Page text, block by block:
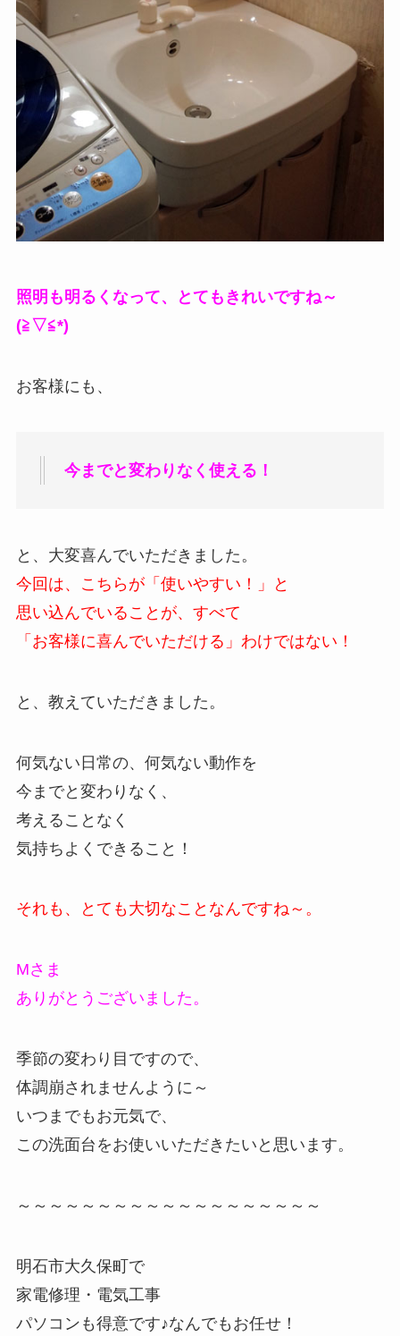
照明も明るくなって、とてもきれいですね～
(≧▽≦*)
お客様にも、
今までと変わりなく使える！
と、大変喜んでいただきました。
今回は、こちらが「使いやすい！」と
思い込んでいることが、すべて
「お客様に喜んでいただける」わけではない！
と、教えていただきました。
何気ない日常の、何気ない動作を
今までと変わりなく、
考えることなく
気持ちよくできること！
それも、とても大切なことなんですね～。
Mさま
ありがとうございました。
季節の変わり目ですので、
体調崩されませんように～
いつまでもお元気で、
この洗面台をお使いいただきたいと思います。
～～～～～～～～～～～～～～～～～～～
明石市大久保町で
家電修理・電気工事
パソコンも得意です♪なんでもお任せ！